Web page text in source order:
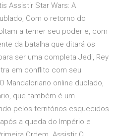
Assistir Star Wars: A
Com o retorno do
a temer seu poder e, com
da batalha que ditará os
ser uma completa Jedi, Rey
em conflito com seu
Mandaloriano online dublado,
que também é um
pelos territórios esquecidos
a queda do Império e